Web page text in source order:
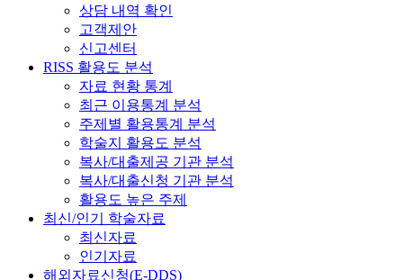
상담 내역 확인
고객제안
신고센터
RISS 활용도 분석
자료 현황 통계
최근 이용통계 분석
주제별 활용통계 분석
학술지 활용도 분석
복사/대출제공 기관 분석
복사/대출신청 기관 분석
활용도 높은 주제
최신/인기 학술자료
최신자료
인기자료
해외자료신청(E-DDS)